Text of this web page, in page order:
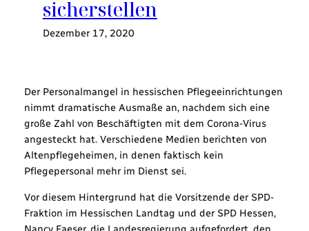
sicherstellen
Dezember 17, 2020
Der Personalmangel in hessischen Pflegeeinrichtungen
nimmt dramatische Ausmaße an, nachdem sich eine
große Zahl von Beschäftigten mit dem Corona-Virus
angesteckt hat. Verschiedene Medien berichten von
Altenpflegeheimen, in denen faktisch kein
Pflegepersonal mehr im Dienst sei.
Vor diesem Hintergrund hat die Vorsitzende der SPD-
Fraktion im Hessischen Landtag und der SPD Hessen,